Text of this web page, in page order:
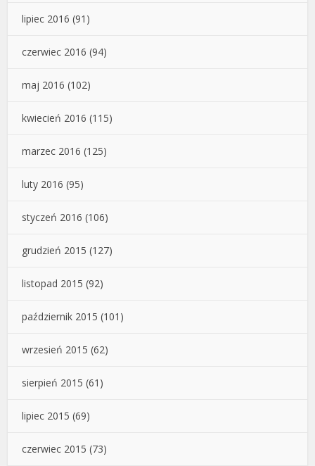
lipiec 2016 (91)
czerwiec 2016 (94)
maj 2016 (102)
kwiecień 2016 (115)
marzec 2016 (125)
luty 2016 (95)
styczeń 2016 (106)
grudzień 2015 (127)
listopad 2015 (92)
październik 2015 (101)
wrzesień 2015 (62)
sierpień 2015 (61)
lipiec 2015 (69)
czerwiec 2015 (73)